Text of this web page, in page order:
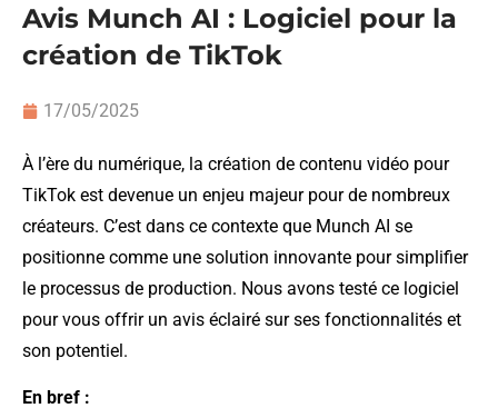
Avis Munch AI : Logiciel pour la
création de TikTok
17/05/2025
À l’ère du numérique, la création de contenu vidéo pour
TikTok est devenue un enjeu majeur pour de nombreux
créateurs. C’est dans ce contexte que Munch AI se
positionne comme une solution innovante pour simplifier
le processus de production. Nous avons testé ce logiciel
pour vous offrir un avis éclairé sur ses fonctionnalités et
son potentiel.
En bref :